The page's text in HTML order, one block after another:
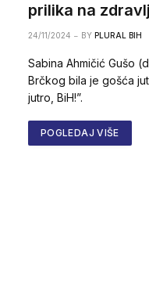
prilika na
24/11/2024 BY PLURAL BIH
Sabina Ahmičić Gušo
Brčkog bila je gošća
jutro, BiH!”.
POGLEDAJ VIŠE